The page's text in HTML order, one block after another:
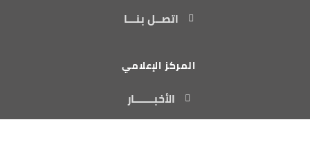
اتصــل بنـــا
المركز الإعلامي
الأخبـــــــار